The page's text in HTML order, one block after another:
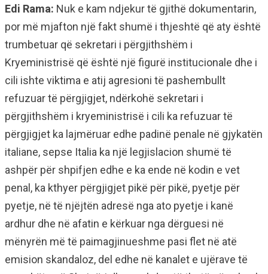
Edi Rama: Nuk e kam ndjekur të gjithë dokumentarin,
por më mjafton një fakt shumë i thjeshtë që aty është
trumbetuar që sekretari i përgjithshëm i
Kryeministrisë që është një figurë institucionale dhe i
cili ishte viktima e atij agresioni të pashembullt
refuzuar të përgjigjet, ndërkohë sekretari i
përgjithshëm i kryeministrisë i cili ka refuzuar të
përgjigjet ka lajmëruar edhe padinë penale në gjykatën
italiane, sepse Italia ka një legjislacion shumë të
ashpër për shpifjen edhe e ka ende në kodin e vet
penal, ka kthyer përgjigjet pikë për pikë, pyetje për
pyetje, në të njëjtën adresë nga ato pyetje i kanë
ardhur dhe në afatin e kërkuar nga dërguesi në
mënyrën më të paimagjinueshme pasi flet në atë
emision skandaloz, del edhe në kanalet e ujërave të